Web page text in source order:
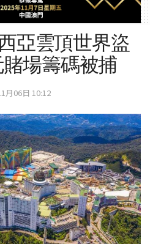
亞雲頂世界盜
場籌碼被捕
月06日 10:12